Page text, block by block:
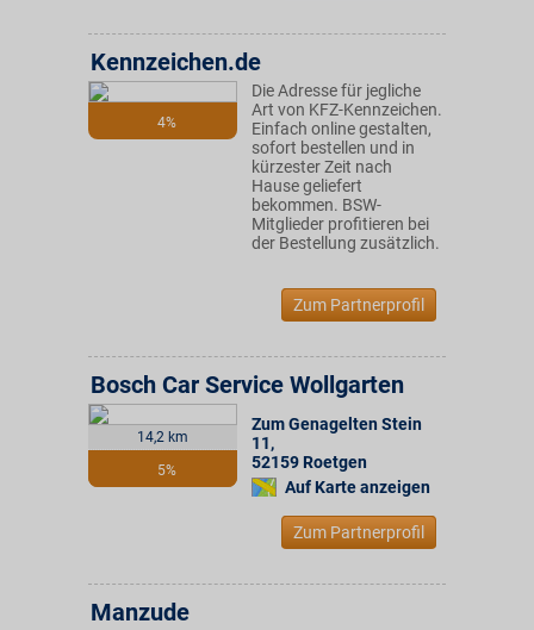
4%
Kennzeichen.de
Die Adresse für jegliche
Art von KFZ-Kennzeichen.
Einfach online gestalten,
sofort bestellen und in
kürzester Zeit nach
Hause geliefert
bekommen. BSW-
Mitglieder profitieren bei
der Bestellung zusätzlich.
Zum Partnerprofil
14,2 km
5%
Bosch Car Service Wollgarten
Zum Genagelten Stein
11,
52159 Roetgen
Auf Karte anzeigen
Zum Partnerprofil
Manzude